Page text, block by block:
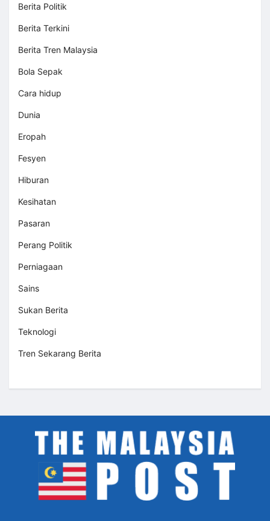
Berita Politik
Berita Terkini
Berita Tren Malaysia
Bola Sepak
Cara hidup
Dunia
Eropah
Fesyen
Hiburan
Kesihatan
Pasaran
Perang Politik
Perniagaan
Sains
Sukan Berita
Teknologi
Tren Sekarang Berita